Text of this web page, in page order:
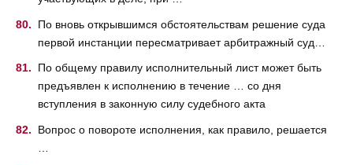
По вновь открывшимся обстоятельствам решение суда
первой инстанции пересматривает арбитражный суд…
По общему правилу исполнительный лист может быть
предъявлен к исполнению в течение … со дня
вступления в законную силу судебного акта
Вопрос о повороте исполнения, как правило, решается
…